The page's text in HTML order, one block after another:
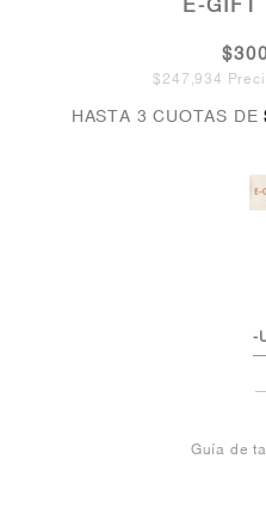
E-GIFT
$247,934
HASTA 3 CUOTAS DE
-
Guía de